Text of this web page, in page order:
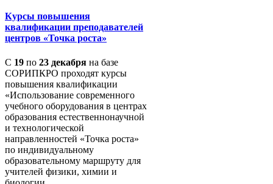
Курсы повышения
квалификации преподавателей
центров «Точка роста»
С 19 по 23 декабря на базе
СОРИПКРО проходят курсы
повышения квалификации
«Использование современного
учебного оборудования в центрах
образования естественнонаучной
и технологической
направленностей «Точка роста»
по индивидуальному
образовательному маршруту для
учителей физики, химии и